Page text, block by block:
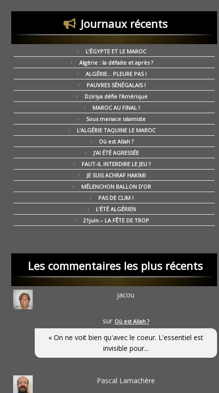
Journaux récents
L’ÉGYPTE ET LE MAROC
Algérie : la défaite et après ?
ALGÉRIE… PLEURE PAS !
PAUVRES SÉNÉGALAIS !
Dziriya défie l’Amérique
MAROC AU FINAL !
Sous menace islamiste
L’ALGÉRIE TAQUINE LE MAROC
Où est Allah ?
J’AI ÉTÉ AGRESSÉE
FAUT-IL INTERDIRE LE JEU ?
JE SUIS ACHRAF HAKIMI
MÉLENCHON BALLON D’OR
PAS DE CLIM !
L’ÉTÉ ALGÉRIEN
21juin – LA FÊTE DE TROP
Les commentaires les plus récents
jacou
sur Où est Allah ?
« On ne voit bien qu'avec le coeur. L'essentiel est
invisible pour...
Pascal Lamachère